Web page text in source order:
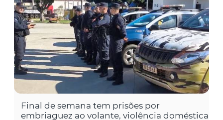
Final de semana tem prisões por
embriaguez ao volante, violência doméstica